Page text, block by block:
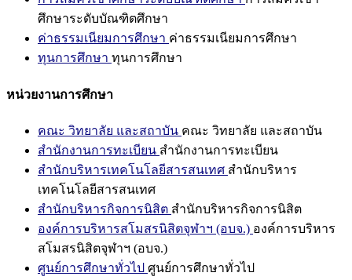
ศึกษาระดับบัณฑิตศึกษา
ค่าธรรมเนียมการศึกษา ค่าธรรมเนียมการศึกษา
ทุนการศึกษา ทุนการศึกษา
หน่วยงานการศึกษา
คณะ วิทยาลัย และสถาบัน คณะ วิทยาลัย และสถาบัน
สำนักงานการทะเบียน สำนักงานการทะเบียน
สำนักบริหารเทคโนโลยีสารสนเทศ สำนักบริหาร
เทคโนโลยีสารสนเทศ
สำนักบริหารกิจการนิสิต สำนักบริหารกิจการนิสิต
องค์การบริหารสโมสรนิสิตจุฬาฯ (อบจ.) องค์การบริหาร
สโมสรนิสิตจุฬาฯ (อบจ.)
ศูนย์การศึกษาทั่วไป ศูนย์การศึกษาทั่วไป